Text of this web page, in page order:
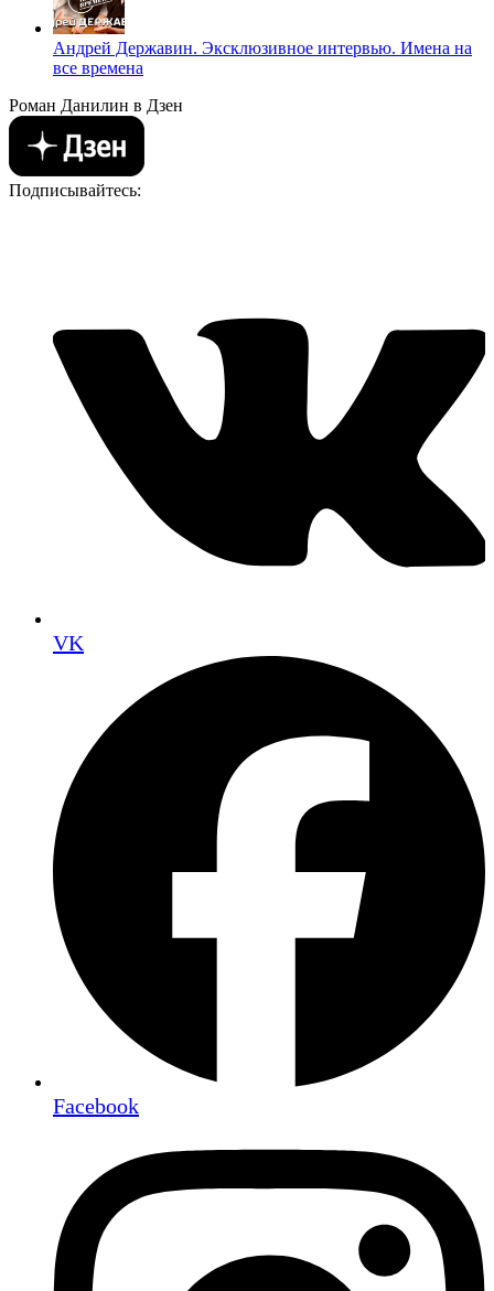
Андрей Державин. Эксклюзивное интервью. Имена на
все времена
Роман Данилин в Дзен
Подписывайтесь:
VK
Facebook